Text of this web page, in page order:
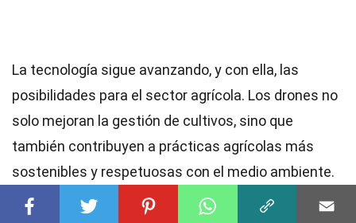
La tecnología sigue avanzando, y con ella, las
posibilidades para el sector agrícola. Los drones no
solo mejoran la gestión de cultivos, sino que
también contribuyen a prácticas agrícolas más
sostenibles y respetuosas con el medio ambiente.
Adoptar esta tecnología puede ser un cambio